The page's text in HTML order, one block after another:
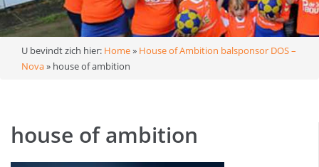
U bevindt zich hier: Home» House of Ambition balsponsor DOS –
Nova» house of ambition
house of ambition